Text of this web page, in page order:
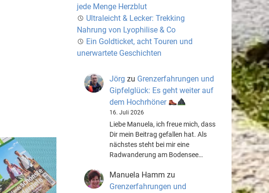
jede Menge Herzblut
Ultraleicht & Lecker: Trekking
Nahrung von Lyophilise & Co
Ein Goldticket, acht Touren und
unerwartete Geschichten
Jörg zu Grenzerfahrungen und
Gipfelglück: Es geht weiter auf
dem Hochrhöner
16. Juli 2026
Liebe Manuela, ich freue mich, dass
Dir mein Beitrag gefallen hat. Als
nächstes steht bei mir eine
Radwanderung am Bodensee…
Manuela Hamm zu
Grenzerfahrungen und